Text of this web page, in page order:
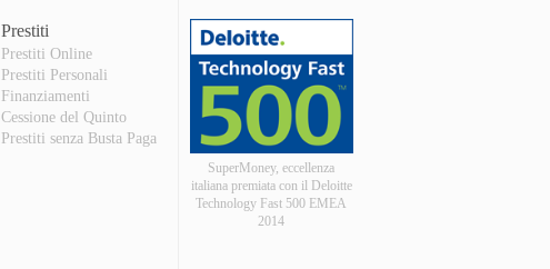
Prestiti
Prestiti Online
Prestiti Personali
Finanziamenti
Cessione del Quinto
Prestiti senza Busta Paga
SuperMoney, eccellenza
italiana premiata con il Deloitte
Technology Fast 500 EMEA
2014